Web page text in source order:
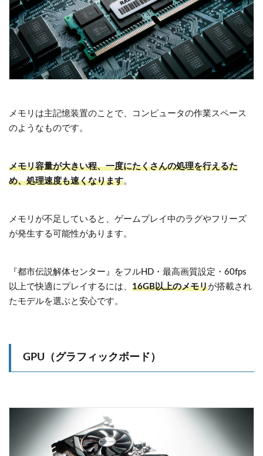
メモリは主記憶装置のことで、コンピュータの作業スペース
のようなものです。
メモリ容量が大きい程、一度にたくさんの処理を行えるた
め、処理速度も速くなります。
メモリが不足していると、ゲームプレイ中のラグやフリーズ
が発生する可能性があります。
『都市伝説解体センター』をフルHD・最高画質設定・60fps
以上で快適にプレイするには、 16GB以上のメモリが搭載され
たモデルを選ぶと安心です。
GPU（グラフィックボード）